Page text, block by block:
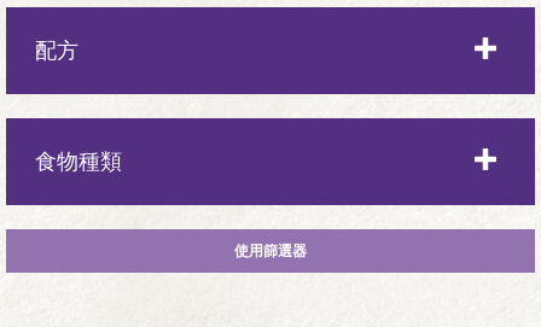
老貓
肉丁
肉塊
配方
室內
配方
食物種類